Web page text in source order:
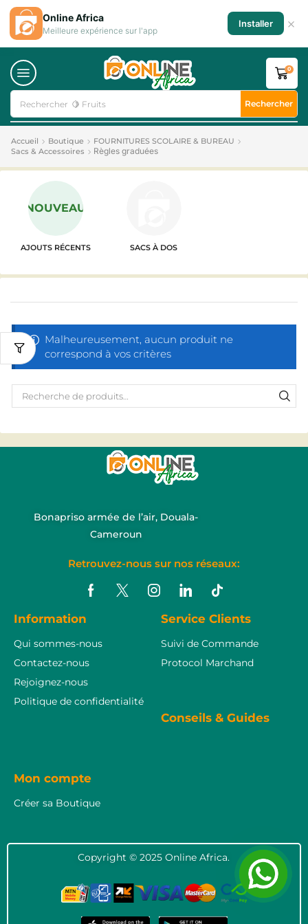
Rechercher 🍋 Fruits Rechercher
0
Accueil Boutique
FOURNITURES SCOLAIRE & BUREAU
Sacs & Accessoires
Règles graduées
NOUVEAU
AJOUTS RÉCENTS SACS À DOS
Malheureusement, aucun produit ne
correspond à vos critères
Bonapriso armée de l’air, Douala-
Cameroun
Retrouvez-nous sur nos réseaux:
Information
Qui sommes-nous
Contactez-nous
Rejoignez-nous
Politique de confidentialité
Service Clients
Suivi de Commande
Protocol Marchand
Conseils & Guides
Mon compte
Créer sa Boutique
Copyright © 2025 Online Africa.
Online Africa
Meilleure expérience sur l'app
Installer ×